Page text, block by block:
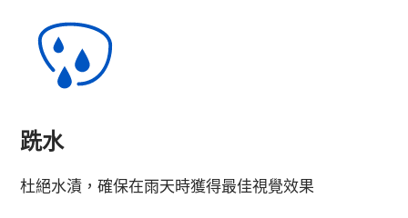
跣水
杜絕水漬，確保在雨天時獲得最佳視覺效果